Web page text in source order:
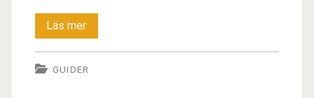
Läs merHur
du
skyddar
GUIDER